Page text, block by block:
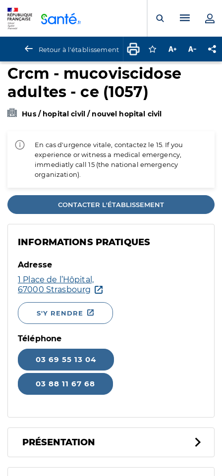
Ouvrir laMenu
Retour à l'établissement Connectez-vous
Augmenter la
Crcm - mucoviscidose
adultes - ce (1057)
Hus / hopital civil / nouvel hopital civil
En cas d'urgence vitale, contactez le 15. If you
experience or witness a medical emergency,
immediatly call 15 (the national emergency
organization).
CONTACTER L'ÉTABLISSEMENT
INFORMATIONS PRATIQUES
Adresse
1 Place de l’Hôpital,
67000 Strasbourg
S'Y RENDRE
Téléphone
03 69 55 13 04
03 88 11 67 68
PRÉSENTATION